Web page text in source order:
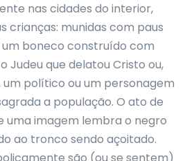
nas cidades do interior,
crianças: munidas com paus
boneco construído com
Judeu que delatou Cristo ou,
político ou um personagem
a população. O ato de
uma imagem lembra o negro
ao tronco sendo açoitado.